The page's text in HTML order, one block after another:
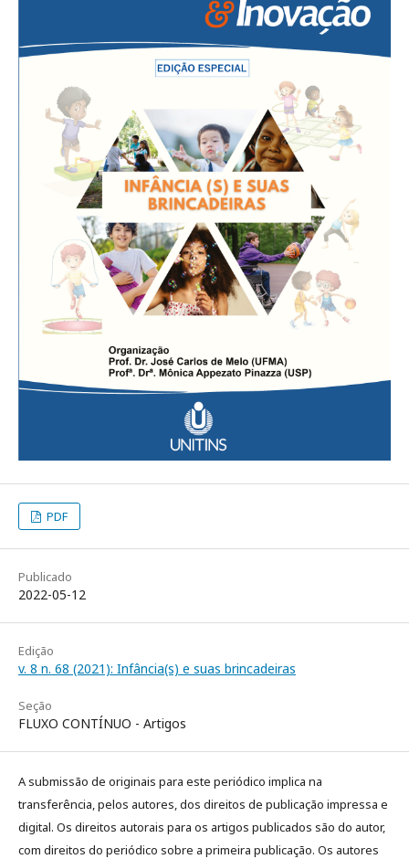
PDF
Publicado
2022-05-12
Edição
v. 8 n. 68 (2021): Infância(s) e suas brincadeiras
Seção
FLUXO CONTÍNUO - Artigos
A submissão de originais para este periódico implica na
transferência, pelos autores, dos direitos de publicação impressa e
digital. Os direitos autorais para os artigos publicados são do autor,
com direitos do periódico sobre a primeira publicação. Os autores